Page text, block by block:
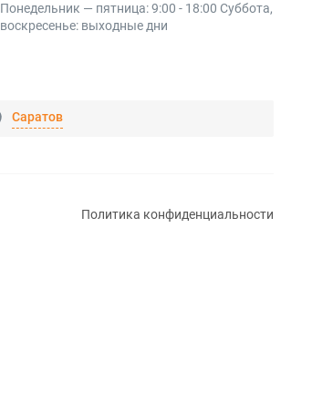
Понедельник — пятница: 9:00 - 18:00 Суббота,
воскресенье: выходные дни
Саратов
Политика конфиденциальности